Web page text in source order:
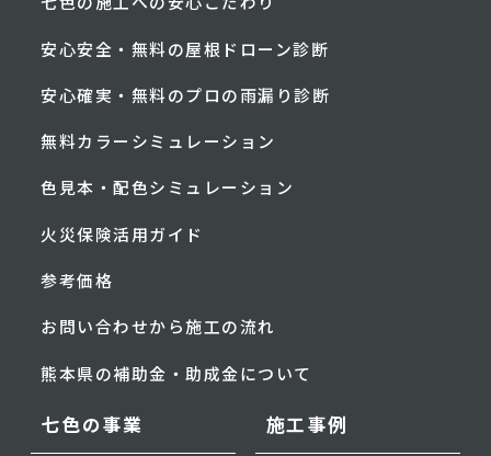
安心安全・無料の屋根ドローン診断
安心確実・無料のプロの雨漏り診断
無料カラーシミュレーション
色見本・配色シミュレーション
火災保険活用ガイド
参考価格
お問い合わせから施工の流れ
熊本県の補助金・助成金について
七色の事業 施工事例